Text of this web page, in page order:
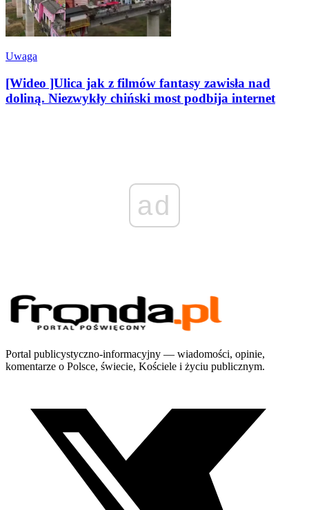
Uwaga
[Wideo ]Ulica jak z filmów fantasy zawisła nad
doliną. Niezwykły chiński most podbija internet
ad
Portal publicystyczno-informacyjny — wiadomości, opinie,
komentarze o Polsce, świecie, Kościele i życiu publicznym.